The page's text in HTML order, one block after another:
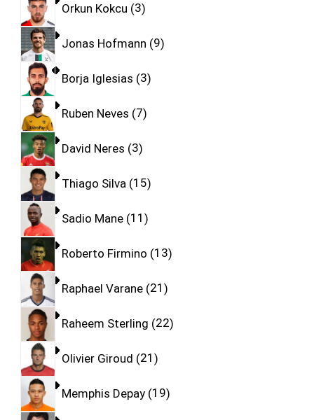
Orkun Kokcu 3
Jonas Hofmann 9
Borja Iglesias 3
Ruben Neves 7
David Neres 3
Thiago Silva 15
Sadio Mane 11
Roberto Firmino 13
Raphael Varane 21
Raheem Sterling 22
Olivier Giroud 21
Memphis Depay 19